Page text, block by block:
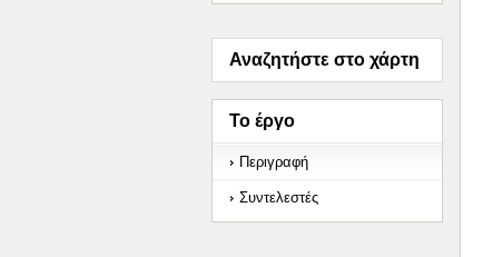
Αναζητήστε στο χάρτη
Το έργο
Περιγραφή
Συντελεστές